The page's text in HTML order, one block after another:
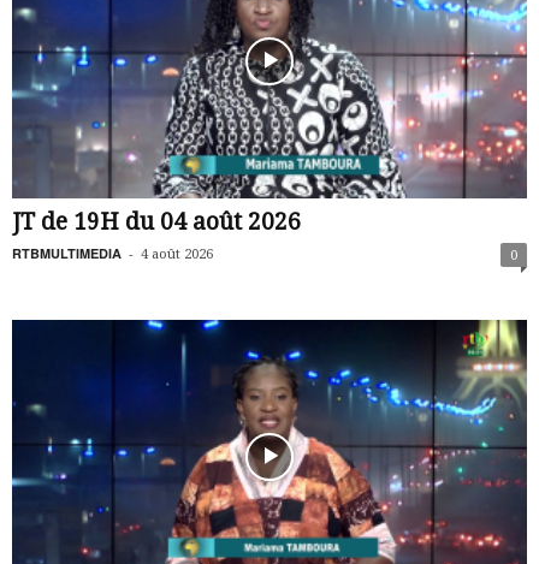
JT de 19H du 04 août 2026
RTBMULTIMEDIA - 4 août 2026 0